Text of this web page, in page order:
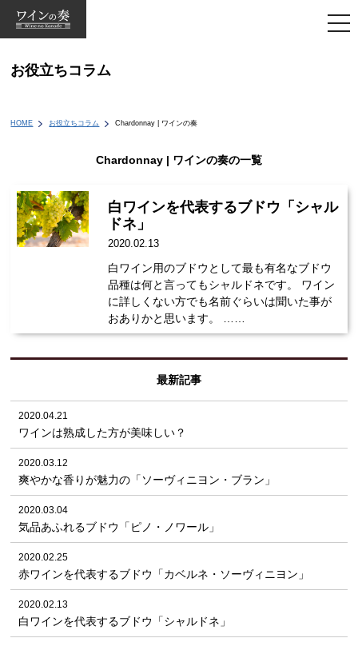
お役立ちコラム
HOME お役立ちコラム Chardonnay | ワインの奏
Chardonnay | ワインの奏の一覧
白ワインを代表するブドウ「シャル
ドネ」
2020.02.13
白ワイン用のブドウとして最も有名なブドウ
品種は何と言ってもシャルドネです。 ワイン
に詳しくない方でも名前ぐらいは聞いた事が
おありかと思います。 ……
最新記事
2020.04.21
ワインは熟成した方が美味しい？
2020.03.12
爽やかな香りが魅力の「ソーヴィニヨン・ブラン」
2020.03.04
気品あふれるブドウ「ピノ・ノワール」
2020.02.25
赤ワインを代表するブドウ「カベルネ・ソーヴィニヨン」
2020.02.13
白ワインを代表するブドウ「シャルドネ」